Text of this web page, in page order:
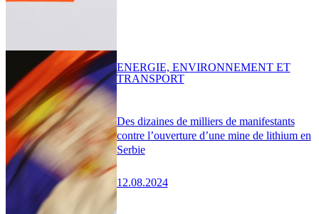
Des dizaines de milliers de manifestants
contre l’ouverture d’une mine de lithium en
Serbie
12.08.2024
ENERGIE, ENVIRONNEMENT ET
TRANSPORT